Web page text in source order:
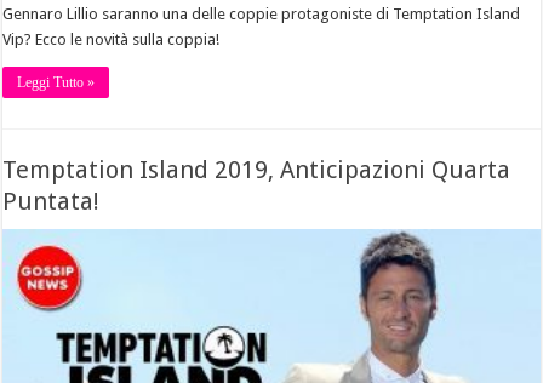
Gennaro Lillio saranno una delle coppie protagoniste di Temptation Island
Vip? Ecco le novità sulla coppia!
Leggi Tutto »
Temptation Island 2019, Anticipazioni Quarta
Puntata!